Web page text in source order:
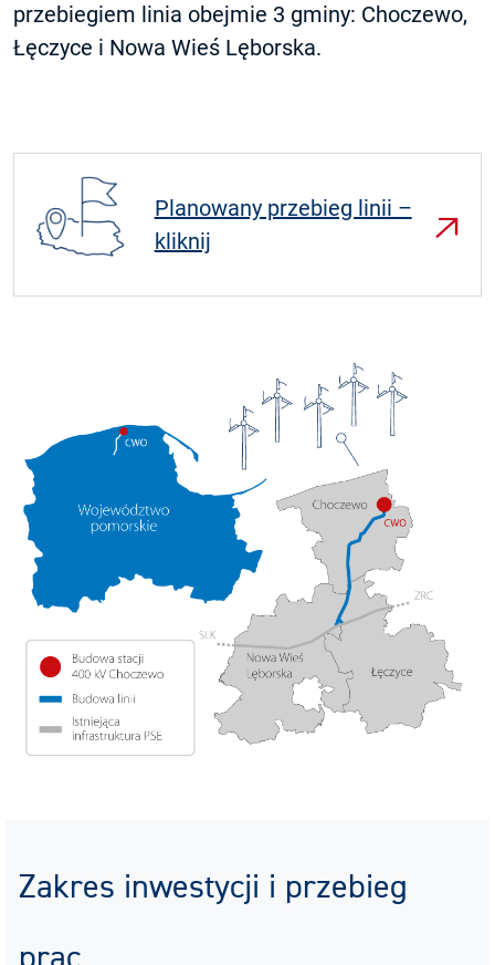
przebiegiem linia obejmie 3 gminy: Choczewo,
Łęczyce i Nowa Wieś Lęborska.
Planowany przebieg linii –
kliknij
Zakres inwestycji i przebieg